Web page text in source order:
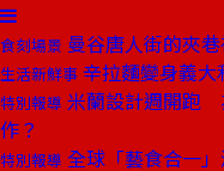
食刻場景 曼谷唐人街的夾
生活新鮮事 辛拉麵變身義
特別報導 米蘭設計週開跑
作？
特別報導 全球「藝食合一